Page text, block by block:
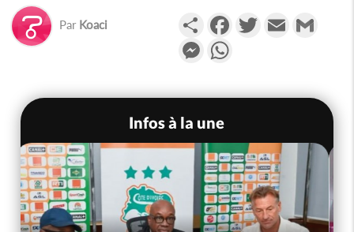
Par Koaci PartagerFacebookTwitterEmail
Messenger
Infos à la une